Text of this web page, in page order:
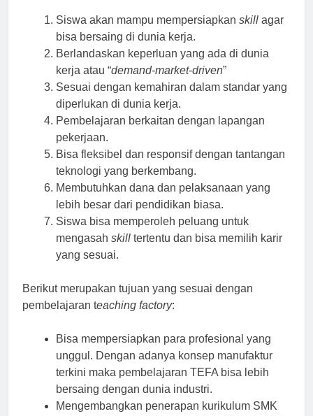
Siswa akan mampu mempersiapkan skill agar
bisa bersaing di dunia kerja.
Berlandaskan keperluan yang ada di dunia
kerja atau “demand-market-driven”
Sesuai dengan kemahiran dalam standar yang
diperlukan di dunia kerja.
Pembelajaran berkaitan dengan lapangan
pekerjaan.
Bisa fleksibel dan responsif dengan tantangan
teknologi yang berkembang.
Membutuhkan dana dan pelaksanaan yang
lebih besar dari pendidikan biasa.
Siswa bisa memperoleh peluang untuk
mengasah skill tertentu dan bisa memilih karir
yang sesuai.
Berikut merupakan tujuan yang sesuai dengan
pembelajaran teaching factory:
Bisa mempersiapkan para profesional yang
unggul. Dengan adanya konsep manufaktur
terkini maka pembelajaran TEFA bisa lebih
bersaing dengan dunia industri.
Mengembangkan penerapan kurikulum SMK